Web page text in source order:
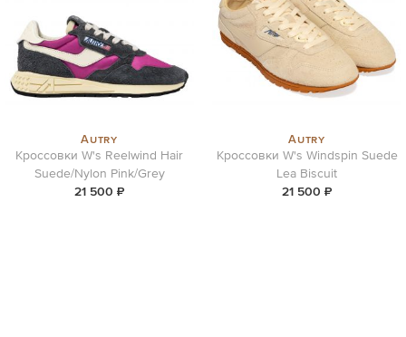
Autry
Кроссовки W's Reelwind Hair
Suede/Nylon Pink/Grey
21 500 ₽
Autry
Кроссовки W's Windspin Suede
Lea Biscuit
21 500 ₽